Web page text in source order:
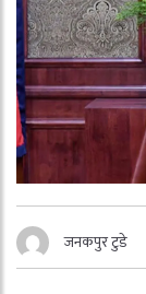
जनकपुर टुडे